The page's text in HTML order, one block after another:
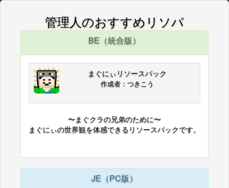
管理人のおすすめリソパ
BE（統合版）
まぐにぃリソースパック
作成者：つきこう
〜まぐクラの兄弟のために〜
まぐにぃの世界観を体感できるリソースパックです。
JE（PC版）